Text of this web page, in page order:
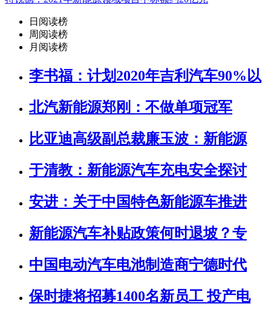
日阅读榜
周阅读榜
月阅读榜
李书福：计划2020年吉利汽车90%以
北汽新能源郑刚：不做单项冠军
比亚迪高级副总裁廉玉波：新能源
于清教：新能源汽车充电安全探讨
安进：关于中国特色新能源车推进
新能源汽车补贴政策何时退坡？专
中国电动汽车电池制造商宁德时代
保时捷将招募1400名新员工 投产电